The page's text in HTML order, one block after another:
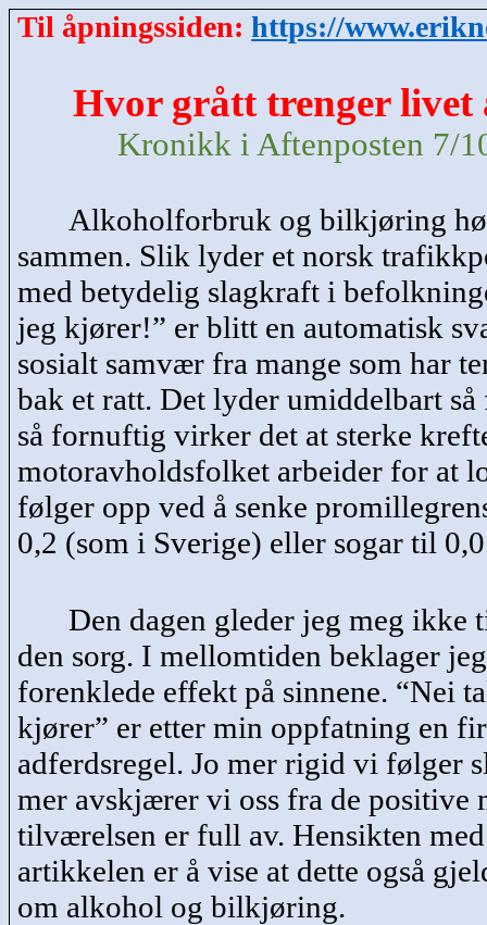
Til åpningssiden:https://
Hvor grått trenger livet
Kronikk i Aftenposten 7/
Alkoholforbruk og bilkjøring
sammen. Slik lyder et norsk
med betydelig slagkraft i
jeg kjører!” er blitt en automatisk
sosialt samvær fra mange som har
bak et ratt.Det lyder umiddelbart
så fornuftig virker det at sterke
motoravholdsfolket arbeider for at
følger opp ved å senke
0,2 (som i Sverige) eller sogar til
Den dagen gleder jeg meg ikke
den sorg. I mellomtiden beklager
forenklede effekt på sinnene. “Nei
kjører” er etter min oppfatning en
adferdsregel. Jo mer rigid vi følger
mer avskjærer vi oss fra de positive
tilværelsen er full av. Hensikten
artikkelen er å vise at dette også
om alkohol og bilkjøring.